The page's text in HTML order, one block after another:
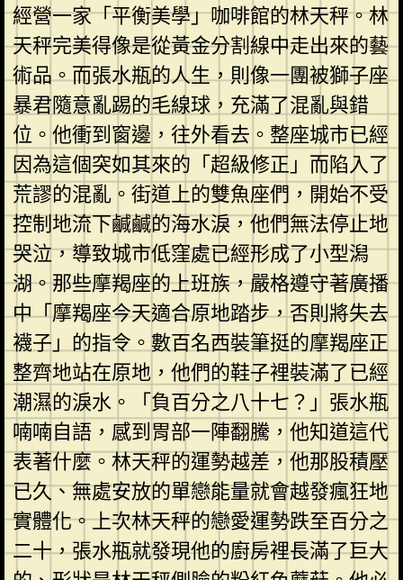
經營一家「平衡美學」咖啡館的林天秤。林
天秤完美得像是從黃金分割線中走出來的藝
術品。而張水瓶的人生，則像一團被獅子座
暴君隨意亂踢的毛線球，充滿了混亂與錯
位。他衝到窗邊，往外看去。整座城市已經
因為這個突如其來的「超級修正」而陷入了
荒謬的混亂。街道上的雙魚座們，開始不受
控制地流下鹹鹹的海水淚，他們無法停止地
哭泣，導致城市低窪處已經形成了小型潟
湖。那些摩羯座的上班族，嚴格遵守著廣播
中「摩羯座今天適合原地踏步，否則將失去
襪子」的指令。數百名西裝筆挺的摩羯座正
整齊地站在原地，他們的鞋子裡裝滿了已經
潮濕的淚水。「負百分之八十七？」張水瓶
喃喃自語，感到胃部一陣翻騰，他知道這代
表著什麼。林天秤的運勢越差，他那股積壓
已久、無處安放的單戀能量就會越發瘋狂地
實體化。上次林天秤的戀愛運勢跌至百分之
二十，張水瓶就發現他的廚房裡長滿了巨大